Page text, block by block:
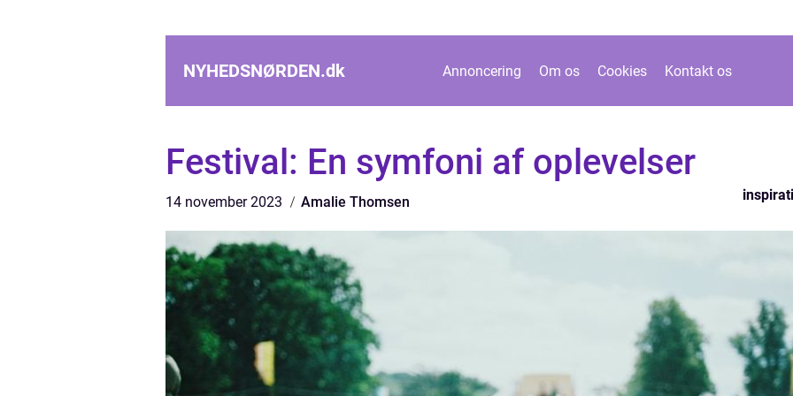
NYHEDSNØRDEN.dk Annoncering Om os Cookies Kontakt os
Festival: En symfoni af oplevelser
14 november 2023 Amalie Thomsen